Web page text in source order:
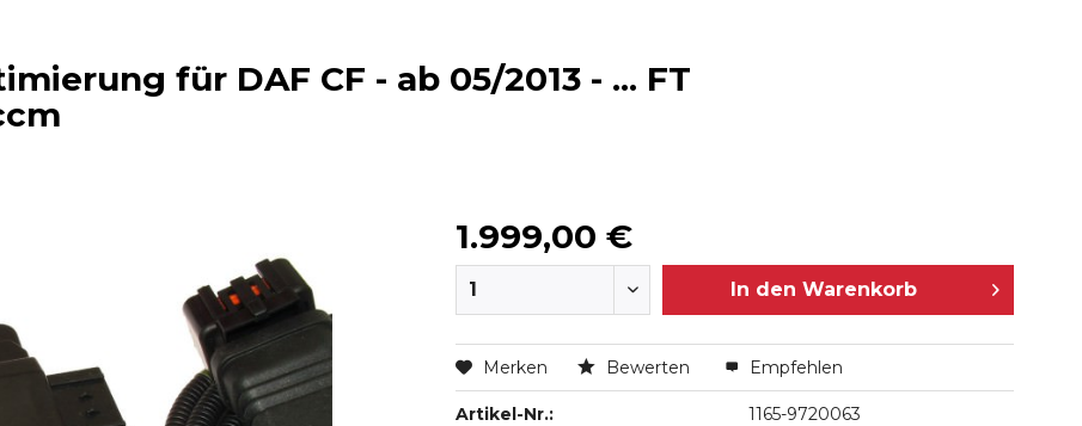
für DAF CF - ab 05/2013 - ... FT
1.999,00 €
In den Warenkorb
Merken Bewerten Empfehlen
Artikel-Nr.: 1165-9720063